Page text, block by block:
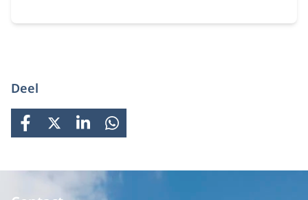
Deel
FACEBOOK
X LINKEDINWHATSAPP